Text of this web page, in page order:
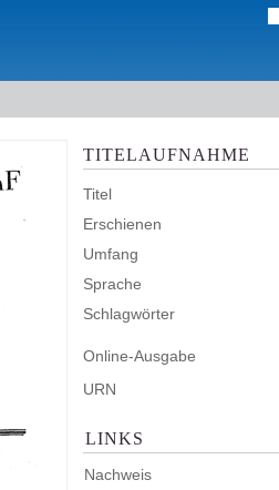
TITELAUFNAHME
Titel
Erschienen
Umfang
Sprache
Schlagwörter
Online-Ausgabe
URN
LINKS
Nachweis